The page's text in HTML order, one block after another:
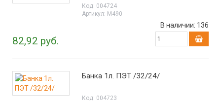
Код: 004724
Артикул: М490
82,92 руб.
В наличии: 136
Банка 1л. ПЭТ /32/24/
Код: 004723